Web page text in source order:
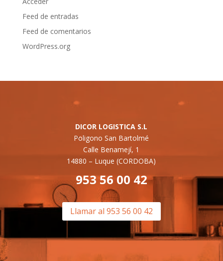
Feed de entradas
Feed de comentarios
WordPress.org
DICOR LOGISTICA S.L
Poligono San Bartolmé
Calle Benamejí, 1
14880 – Luque (CORDOBA)
953 56 00 42
Llamar al 953 56 00 42